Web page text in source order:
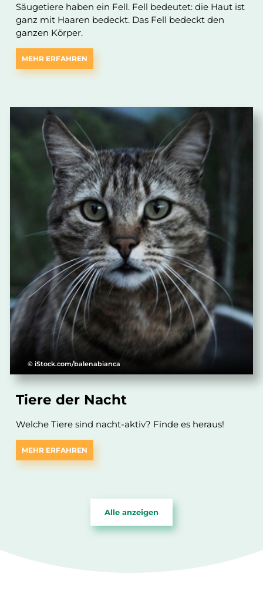
Säugetiere haben ein Fell. Fell bedeutet: die Haut ist
ganz mit Haaren bedeckt. Das Fell bedeckt den
ganzen Körper.
MEHR ERFAHREN
© iStock.com/balenabianca
Tiere der Nacht
Welche Tiere sind nacht-aktiv? Finde es heraus!
MEHR ERFAHREN
Alle anzeigen